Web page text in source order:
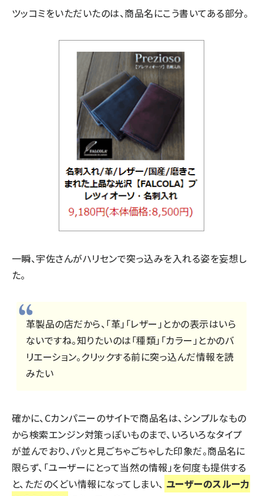
ツッコミをいただいたのは、商品名にこう書いてある部分。
一瞬、宇佐さんがハリセンで突っ込みを入れる姿を妄想し
た。
革製品の店だから、「革」「レザー」とかの表示はいら
ないですね。知りたいのは「種類」「カラー」とかのバ
リエーション。クリックする前に突っ込んだ情報を読
みたい
確かに、Cカンパニーのサイトで商品名は、シンプルなもの
から検索エンジン対策っぽいものまで、いろいろなタイプ
が並んでおり、パッと見ごちゃごちゃした印象だ。商品名に
限らず、「ユーザーにとって当然の情報」を何度も提供する
と、ただのくどい情報になってしまい、 ユーザーのスルー力